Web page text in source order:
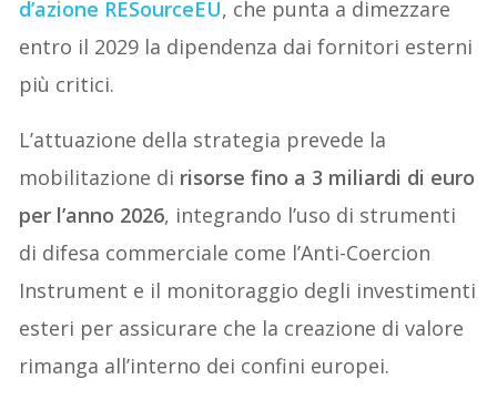
d’azione RESourceEU, che punta a dimezzare
entro il 2029 la dipendenza dai fornitori esterni
più critici.
L’attuazione della strategia prevede la
mobilitazione di risorse fino a 3 miliardi di euro
per l’anno 2026, integrando l’uso di strumenti
di difesa commerciale come l’Anti-Coercion
Instrument e il monitoraggio degli investimenti
esteri per assicurare che la creazione di valore
rimanga all’interno dei confini europei.